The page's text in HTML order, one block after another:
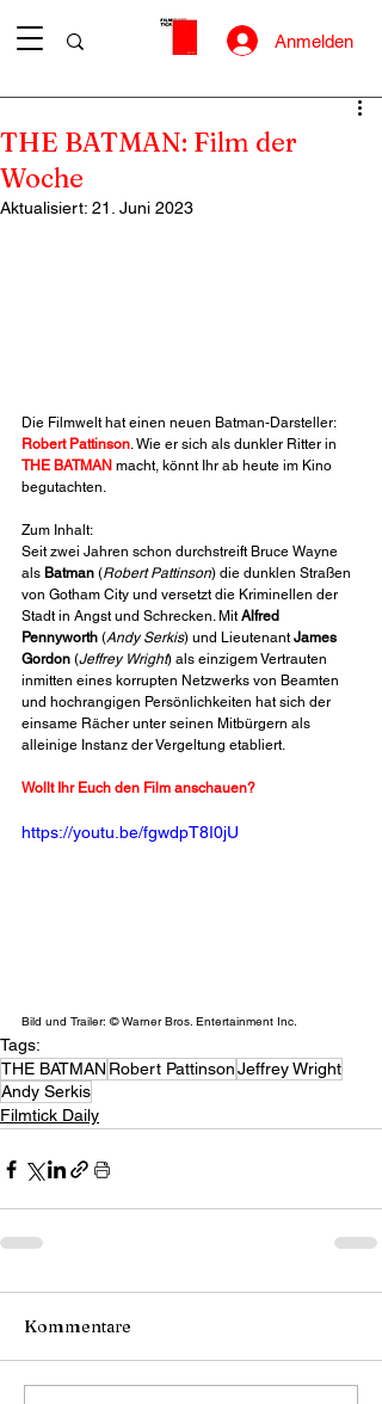
Anmelden
THE BATMAN: Film der
Woche
Aktualisiert: 21. Juni 2023
Die Filmwelt hat einen neuen Batman-Darsteller:
Robert Pattinson . Wie er sich als dunkler Ritter in
THE BATMAN macht, könnt Ihr ab heute im Kino
begutachten.
Zum Inhalt:
Seit zwei Jahren schon durchstreift Bruce Wayne
als Batman (Robert Pattinson) die dunklen Straßen
von Gotham City und versetzt die Kriminellen der
Stadt in Angst und Schrecken. Mit Alfred
Pennyworth (Andy Serkis) und Lieutenant James
Gordon (Jeffrey Wright) als einzigem Vertrauten
inmitten eines korrupten Netzwerks von Beamten
und hochrangigen Persönlichkeiten hat sich der
einsame Rächer unter seinen Mitbürgern als
alleinige Instanz der Vergeltung etabliert.
Wollt Ihr Euch den Film anschauen?
https://youtu.be/fgwdpT8I0jU
Bild und Trailer: © Warner Bros. Entertainment Inc.
Tags:
THE BATMAN Robert PattinsonJeffrey Wright
Andy Serkis
Filmtick Daily
Kommentare